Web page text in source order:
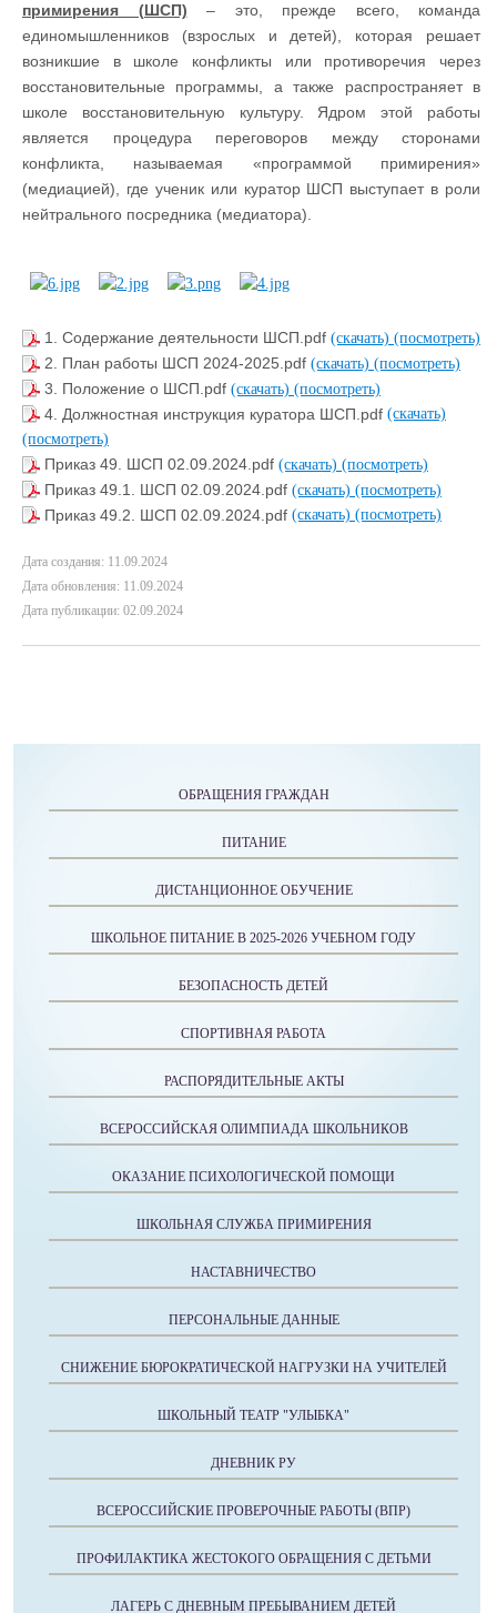
примирения (ШСП) – это, прежде всего, команда
единомышленников (взрослых и детей), которая решает
возникшие в школе конфликты или противоречия через
восстановительные программы, а также распространяет в
школе восстановительную культуру. Ядром этой работы
является процедура переговоров между сторонами
конфликта, называемая «программой примирения»
(медиацией), где ученик или куратор ШСП выступает в роли
нейтрального посредника (медиатора).
1. Содержание деятельности ШСП.pdf (скачать) (посмотреть)
2. План работы ШСП 2024-2025.pdf (скачать) (посмотреть)
3. Положение о ШСП.pdf (скачать) (посмотреть)
4. Должностная инструкция куратора ШСП.pdf (скачать)
(посмотреть)
Приказ 49. ШСП 02.09.2024.pdf (скачать) (посмотреть)
Приказ 49.1. ШСП 02.09.2024.pdf (скачать) (посмотреть)
Приказ 49.2. ШСП 02.09.2024.pdf (скачать) (посмотреть)
Дата создания: 11.09.2024
Дата обновления: 11.09.2024
Дата публикации: 02.09.2024
ОБРАЩЕНИЯ ГРАЖДАН
ПИТАНИЕ
ДИСТАНЦИОННОЕ ОБУЧЕНИЕ
ШКОЛЬНОЕ ПИТАНИЕ В 2025-2026 УЧЕБНОМ ГОДУ
БЕЗОПАСНОСТЬ ДЕТЕЙ
СПОРТИВНАЯ РАБОТА
РАСПОРЯДИТЕЛЬНЫЕ АКТЫ
ВСЕРОССИЙСКАЯ ОЛИМПИАДА ШКОЛЬНИКОВ
ОКАЗАНИЕ ПСИХОЛОГИЧЕСКОЙ ПОМОЩИ
ШКОЛЬНАЯ СЛУЖБА ПРИМИРЕНИЯ
НАСТАВНИЧЕСТВО
ПЕРСОНАЛЬНЫЕ ДАННЫЕ
СНИЖЕНИЕ БЮРОКРАТИЧЕСКОЙ НАГРУЗКИ НА УЧИТЕЛЕЙ
ШКОЛЬНЫЙ ТЕАТР "УЛЫБКА"
ДНЕВНИК РУ
ВСЕРОССИЙСКИЕ ПРОВЕРОЧНЫЕ РАБОТЫ (ВПР)
ПРОФИЛАКТИКА ЖЕСТОКОГО ОБРАЩЕНИЯ С ДЕТЬМИ
ЛАГЕРЬ С ДНЕВНЫМ ПРЕБЫВАНИЕМ ДЕТЕЙ